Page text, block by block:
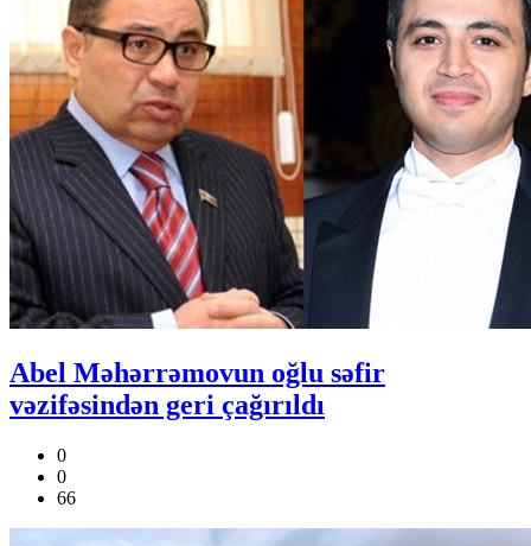
Abel Məhərrəmovun oğlu səfir
vəzifəsindən geri çağırıldı
0
0
66